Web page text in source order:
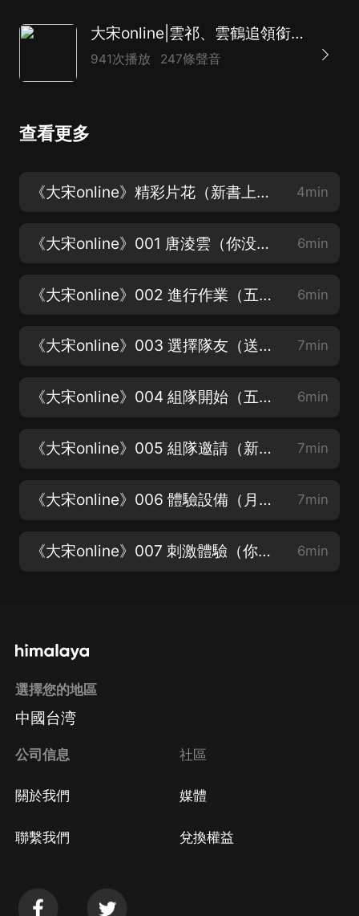
大宋online|雲祁、雲鶴追領銜|網遊甜寵＆解謎冒險
941次播放 247條聲音
查看更多
《大宋online》精彩片花（新書上架，月票點讚評論起來~） 4min
《大宋online》001 唐淩雲（你没聽過的故事，快來聽聽！） 6min
《大宋online》002 進行作業（五星好評領紅包~） 6min
《大宋online》003 選擇隊友（送月票領紅包） 7min
《大宋online》004 組隊開始（五星好評領紅包哦~） 6min
《大宋online》005 組隊邀請（新書上架請訂閱點讚評論哦~） 7min
《大宋online》006 體驗設備（月票刷起來~） 7min
《大宋online》007 刺激體驗（你喜歡這個故事嗎~） 6min
選擇您的地區
中國台湾
公司信息
關於我們
聯繫我們
社區
媒體
兌換權益